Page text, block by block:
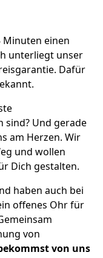
einen
unterliegt unser
Dafür
sind? Und gerade
am Herzen. Wir
und wollen
Dich gestalten.
haben auch bei
offenes Ohr für
von
von uns